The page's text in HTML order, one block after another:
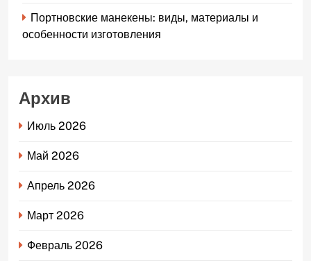
Портновские манекены: виды, материалы и
особенности изготовления
Архив
Июль 2026
Май 2026
Апрель 2026
Март 2026
Февраль 2026